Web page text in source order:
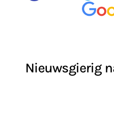
Nieuwsgierig